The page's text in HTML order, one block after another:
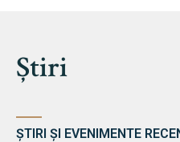
Știri
ȘTIRI ȘI EVENIMENTE